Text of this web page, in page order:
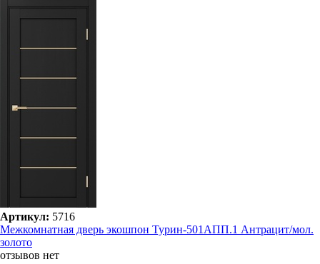
Артикул: 5716
Межкомнатная дверь экошпон Турин-501AПП.1 Антрацит/мол.
золото
отзывов нет